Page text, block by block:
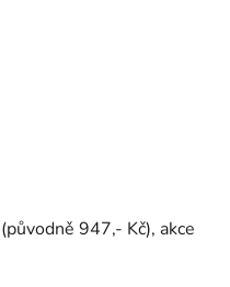
947,- Kč), akce